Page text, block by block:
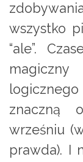
wszystko
“ale”.
znaczną
wrześniu
prawda). I